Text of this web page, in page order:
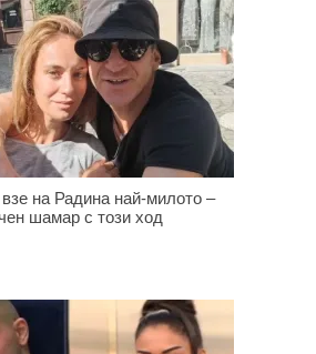
на Радина най-милото –
шамар с този ход